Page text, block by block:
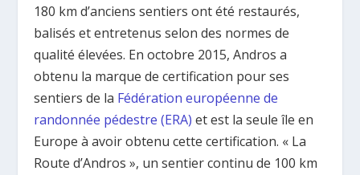
180 km d’anciens sentiers ont été restaurés,
balisés et entretenus selon des normes de
qualité élevées. En octobre 2015, Andros a
obtenu la marque de certification pour ses
sentiers de la Fédération européenne de
randonnée pédestre (ERA)et est la seule île en
Europe à avoir obtenu cette certification. « La
Route d’Andros », un sentier continu de 100 km